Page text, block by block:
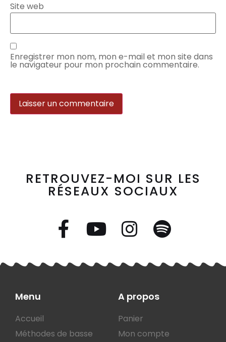
Site web
Enregistrer mon nom, mon e-mail et mon site dans
le navigateur pour mon prochain commentaire.
RETROUVEZ-MOI SUR LES
RÉSEAUX SOCIAUX
Menu
Accueil
Méthodes de basse
A propos
Panier
Mon compte